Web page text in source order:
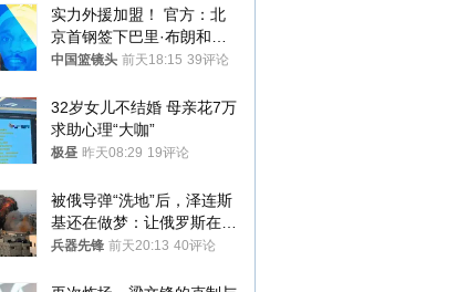
实力外援加盟！ 官方：北
京首钢签下巴里·布朗和桑
普森
中国篮镜头 前天18:15 39评论
32岁女儿不结婚 母亲花7万
求助心理“大咖”
极昼 昨天08:29 19评论
被俄导弹“洗地”后，泽连斯
基还在做梦：让俄罗斯在冬
季前求和？
兵器先锋 前天20:13 40评论